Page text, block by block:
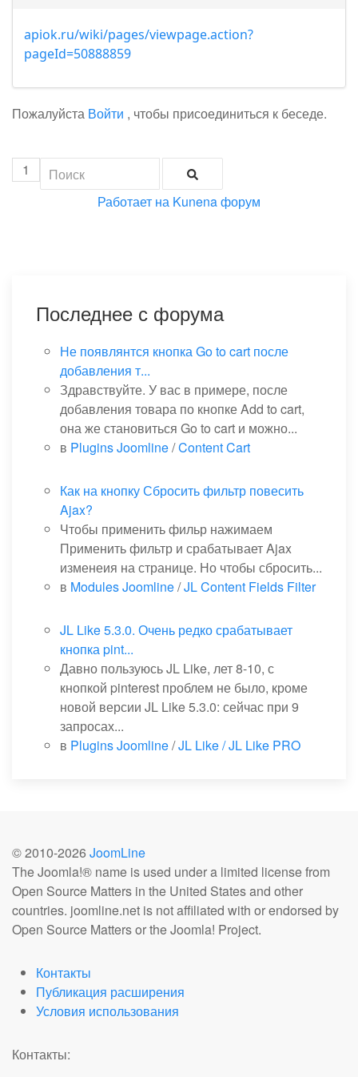
apiok.ru/wiki/pages/viewpage.action?
pageId=50888859
Пожалуйста Войти , чтобы присоединиться к беседе.
1
Работает на Kunena форум
Последнее с форума
Не появлянтся кнопка Go to cart после
добавления т...
Здравствуйте. У вас в примере, после
добавления товара по кнопке Add to cart,
она же становиться Go to cart и можно...
в Plugins Joomline/Content Cart
Как на кнопку Сбросить фильтр повесить
Ajax?
Чтобы применить фильр нажимаем
Применить фильтр и срабатывает Ajax
изменеия на странице. Но чтобы сбросить...
в Modules Joomline/JL Content Fields Filter
JL Like 5.3.0. Очень редко срабатывает
кнопка pint...
Давно пользуюсь JL Like, лет 8-10, с
кнопкой pinterest проблем не было, кроме
новой версии JL Like 5.3.0: сейчас при 9
запросах...
в Plugins Joomline/JL Like / JL Like PRO
© 2010-2026 JoomLine
The Joomla!® name is used under a limited license from
Open Source Matters in the United States and other
countries. joomline.net is not affiliated with or endorsed by
Open Source Matters or the Joomla! Project.
Контакты
Публикация расширения
Условия использования
Контакты: